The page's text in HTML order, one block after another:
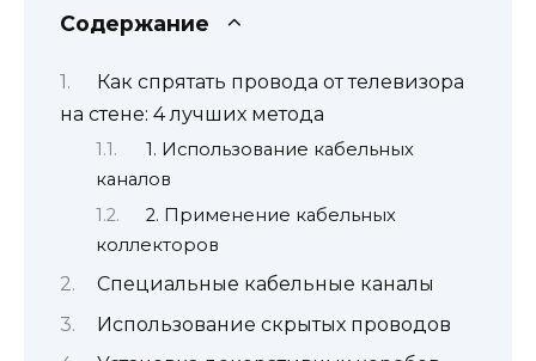
Содержание
Как спрятать провода от телевизора
на стене: 4 лучших метода
1. Использование кабельных
каналов
2. Применение кабельных
коллекторов
Специальные кабельные каналы
Использование скрытых проводов